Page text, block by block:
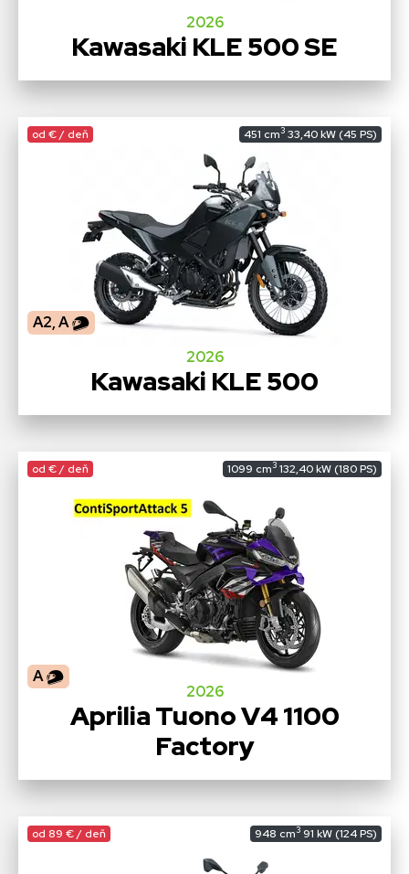
2026
Kawasaki KLE 500 SE
od € / deň 451 cm3 33,40 kW (45 PS)
A2, A
2026
Kawasaki KLE 500
od € / deň 1099 cm3 132,40 kW (180 PS)
A
2026
Aprilia Tuono V4 1100
Factory
od 89 € / deň 948 cm3 91 kW (124 PS)